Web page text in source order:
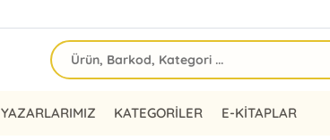
YAZARLARIMIZ KATEGORİLER E-KİTAPLAR